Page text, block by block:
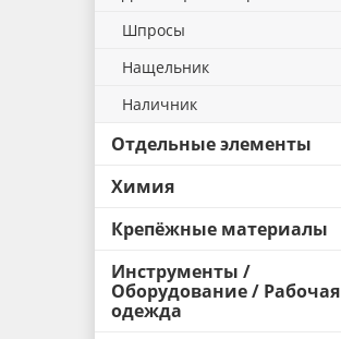
Шпросы
Нащельник
Наличник
Отдельные элементы
Химия
Крепёжные материалы
Инструменты /
Оборудование / Рабочая
одежда